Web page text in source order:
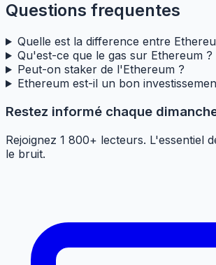
Questions frequentes
Quelle est la difference entre
Qu'est-ce que le gas sur Ethereum ?
Peut-on staker de l'Ethereum ?
Ethereum est-il un bon
Restez informé chaque
Rejoignez 1 800+ lecteurs. L'essentiel
le bruit.